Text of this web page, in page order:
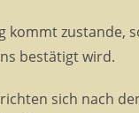
kommt zustande,
bestätigt wird.
sich nach